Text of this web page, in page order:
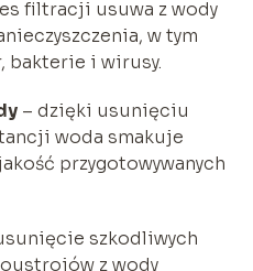
filtracji usuwa z wody
w tym
bakterie i wirusy.
– dzięki usunięciu
woda smakuje
przygotowywanych
szkodliwych
z wody